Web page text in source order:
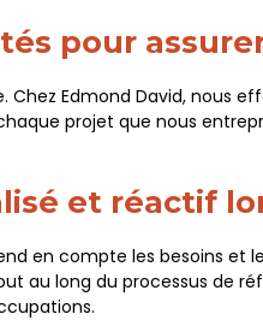
pour
Edmond David, nous
projet que nous
et réactif
en compte les besoins et
au long du processus de